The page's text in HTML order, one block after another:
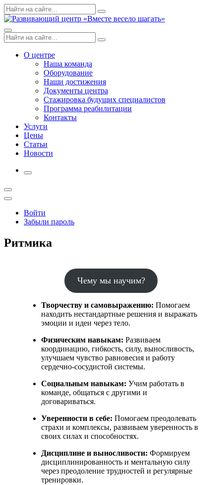
Skip
to
Поиск
по:
Search
Menu
Поиск
по:
Search
О центре
Наша команда
Оборудование
Наши достижения
Документы центра
Стажировка будущих специалистов
Программа реабилитации
Контакты
Услуги
Цены
Статьи
Новости
More
Открыть
поиск
Профиль
Войти
Забыли пароль
Ритмика
Чему мы научим?
Творчеству и самовыражению: Помогаем
находить нестандартные решения и выражать
эмоции и идеи через тело.
Физическим навыкам: Развиваем
координацию, гибкость, силу, выносливость,
улучшаем чувство равновесия и работу
сердечно-сосудистой системы.
Социальным навыкам: Учим работать в
команде, общаться с другими и
договариваться.
Уверенности в себе: Помогаем преодолевать
страхи и комплексы, развиваем уверенность в
своих силах и способностях.
Дисциплине и выносливости: Формируем
дисциплинированность и ментальную силу
через преодоление трудностей и регулярные
тренировки.